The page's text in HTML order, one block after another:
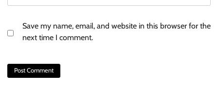
Save my name, email, and website in this browser for the
next time I comment.